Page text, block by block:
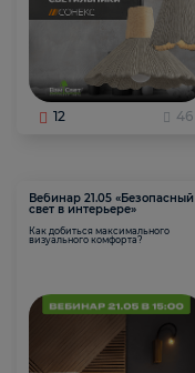
12 46
Вебинар 21.05 «Безопасный
свет в интерьере»
Как добиться максимального
визуального комфорта?